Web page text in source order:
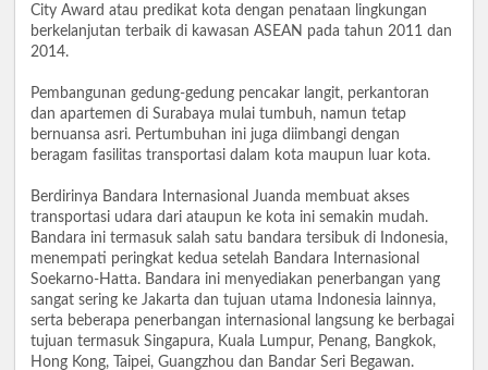
City Award atau predikat kota dengan penataan lingkungan
berkelanjutan terbaik di kawasan ASEAN pada tahun 2011 dan
2014.
Pembangunan gedung-gedung pencakar langit, perkantoran
dan apartemen di Surabaya mulai tumbuh, namun tetap
bernuansa asri. Pertumbuhan ini juga diimbangi dengan
beragam fasilitas transportasi dalam kota maupun luar kota.
Berdirinya Bandara Internasional Juanda membuat akses
transportasi udara dari ataupun ke kota ini semakin mudah.
Bandara ini termasuk salah satu bandara tersibuk di Indonesia,
menempati peringkat kedua setelah Bandara Internasional
Soekarno-Hatta. Bandara ini menyediakan penerbangan yang
sangat sering ke Jakarta dan tujuan utama Indonesia lainnya,
serta beberapa penerbangan internasional langsung ke berbagai
tujuan termasuk Singapura, Kuala Lumpur, Penang, Bangkok,
Hong Kong, Taipei, Guangzhou dan Bandar Seri Begawan.